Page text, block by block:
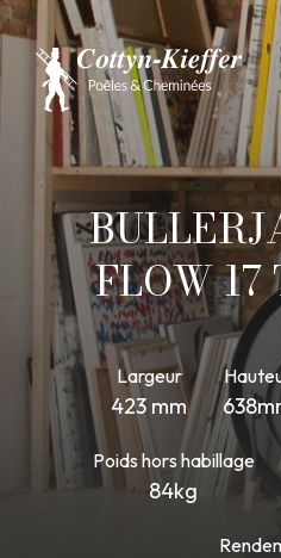
RE NDEZ- V O U
R EN DE Z-V O U S
FLOW
Largeur
423 mm
Poids hors habillage
84kg